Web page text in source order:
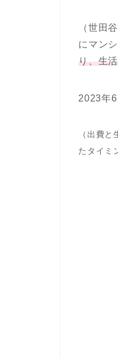
（世田
にマン
り、生
2023年
（出費
たタイミ